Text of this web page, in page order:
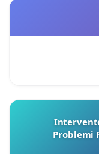
Problemi